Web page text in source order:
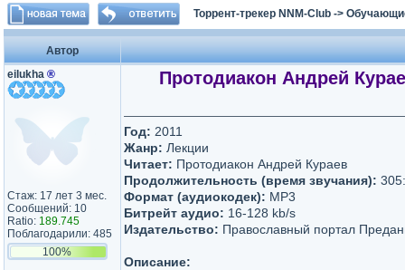
Торрент-трекер NNM-Club ->
Автор
eilukha ®
Стаж: 17 лет 3 мес.
Сообщений: 10
Ratio: 189.745
Поблагодарили: 485
100%
Протодиакон Андрей
Год: 2011
Жанр: Лекции
Читает: Протодиакон Андрей Кураев
Продолжительность (время звучания):
Формат (аудиокодек): MP3
Битрейт аудио: 16-128 kb/s
Издательство: Православный портал
Описание: